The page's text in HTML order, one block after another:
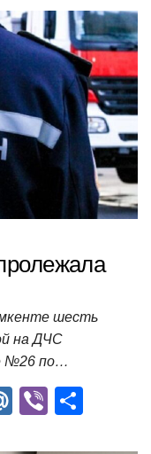
.R
u
er п
р
а
в
и
т
ь
шесть
на ДЧС
№26 по…
M
Vi